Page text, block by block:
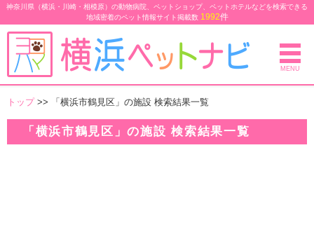
神奈川県（横浜・川崎・相模原）の動物病院、ペットショップ、ペットホテルなどを検索できる
地域密着のペット情報サイト掲載数 1992件
MENU
トップ >> 「横浜市鶴見区」の施設 検索結果一覧
「横浜市鶴見区」の施設 検索結果一覧